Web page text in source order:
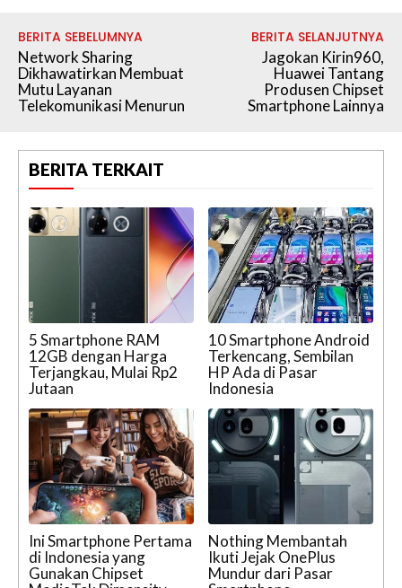
BERITA SEBELUMNYA
Network Sharing
Dikhawatirkan Membuat
Mutu Layanan
Telekomunikasi Menurun
BERITA SELANJUTNYA
Jagokan Kirin960,
Huawei Tantang
Produsen Chipset
Smartphone Lainnya
BERITA TERKAIT
5 Smartphone RAM
12GB dengan Harga
Terjangkau, Mulai Rp2
Jutaan
10 Smartphone Android
Terkencang, Sembilan
HP Ada di Pasar
Indonesia
Ini Smartphone Pertama
di Indonesia yang
Gunakan Chipset
Nothing Membantah
Ikuti Jejak OnePlus
Mundur dari Pasar